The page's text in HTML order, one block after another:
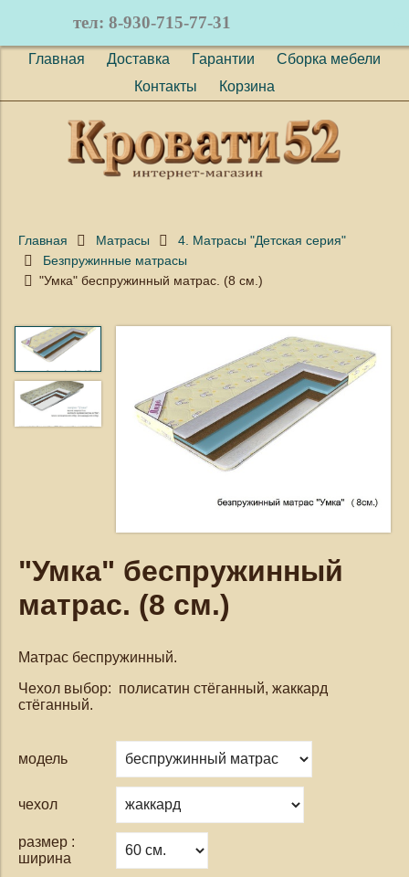
тел: 8-930-715-77-31
Главная Доставка Гарантии
Сборка мебели
Контакты
Корзина
Главная Матрасы
4. Матрасы "Детская серия"
Безпружинные матрасы
"Умка" беспружинный матрас. (8 см.)
"Умка" беспружинный
матрас. (8 см.)
Матрас беспружинный.
Чехол выбор: полисатин стёганный, жаккард
стёганный.
модель
чехол
размер :
ширина